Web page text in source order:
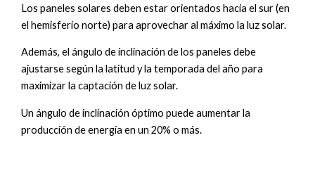
Los paneles solares deben estar orientados hacia el sur (en
el hemisferio norte) para aprovechar al máximo la luz solar.
Además, el ángulo de inclinación de los paneles debe
ajustarse según la latitud y la temporada del año para
maximizar la captación de luz solar.
Un ángulo de inclinación óptimo puede aumentar la
producción de energía en un 20% o más.